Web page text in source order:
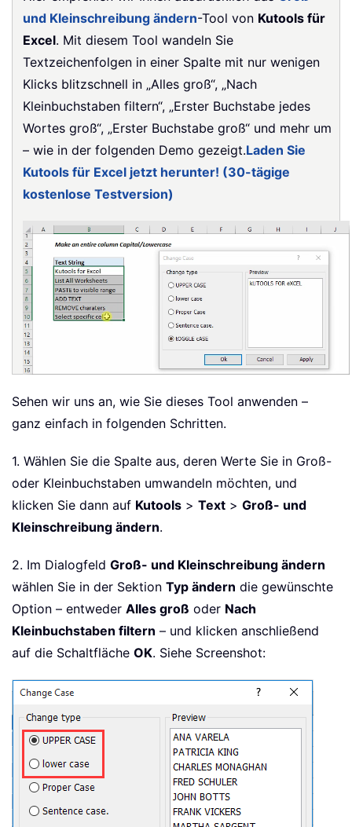
und Kleinschreibung ändern-Tool von Kutools für
Excel. Mit diesem Tool wandeln Sie
Textzeichenfolgen in einer Spalte mit nur wenigen
Klicks blitzschnell in „Alles groß“, „Nach
Kleinbuchstaben filtern“, „Erster Buchstabe jedes
Wortes groß“, „Erster Buchstabe groß“ und mehr um
– wie in der folgenden Demo gezeigt.Laden Sie
Kutools für Excel jetzt herunter! (30-tägige
kostenlose Testversion)
Sehen wir uns an, wie Sie dieses Tool anwenden –
ganz einfach in folgenden Schritten.
1. Wählen Sie die Spalte aus, deren Werte Sie in Groß-
oder Kleinbuchstaben umwandeln möchten, und
klicken Sie dann auf Kutools > Text > Groß- und
Kleinschreibung ändern.
2. Im Dialogfeld Groß- und Kleinschreibung ändern
wählen Sie in der Sektion Typ ändern die gewünschte
Option – entweder Alles groß oder Nach
Kleinbuchstaben filtern – und klicken anschließend
auf die Schaltfläche OK. Siehe Screenshot: